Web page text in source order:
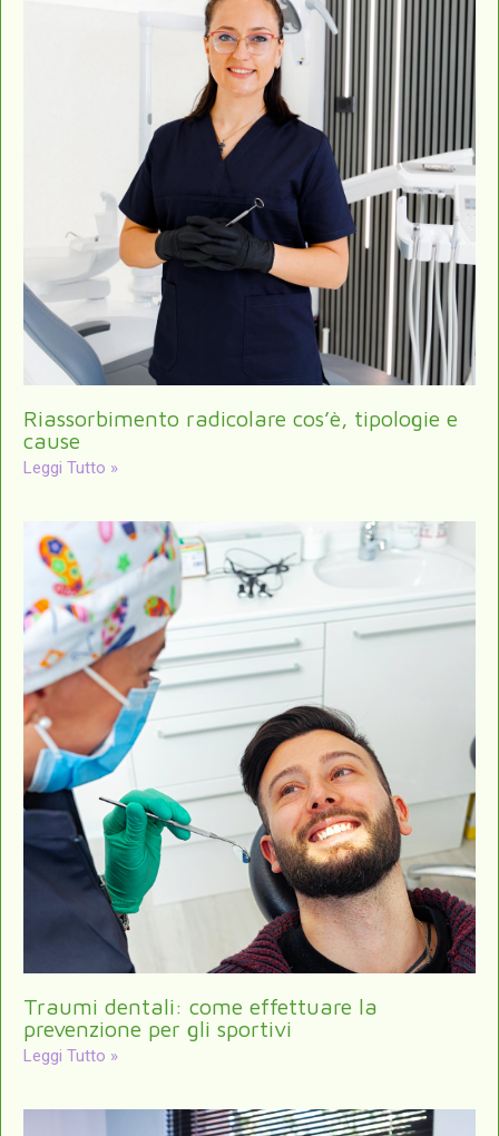
Riassorbimento radicolare cos’è, tipologie e
cause
Leggi Tutto »
Traumi dentali: come effettuare la
prevenzione per gli sportivi
Leggi Tutto »